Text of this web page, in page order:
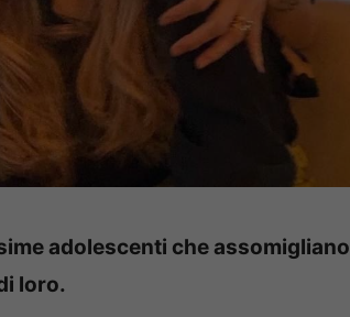
adolescenti che assomigliano
loro.